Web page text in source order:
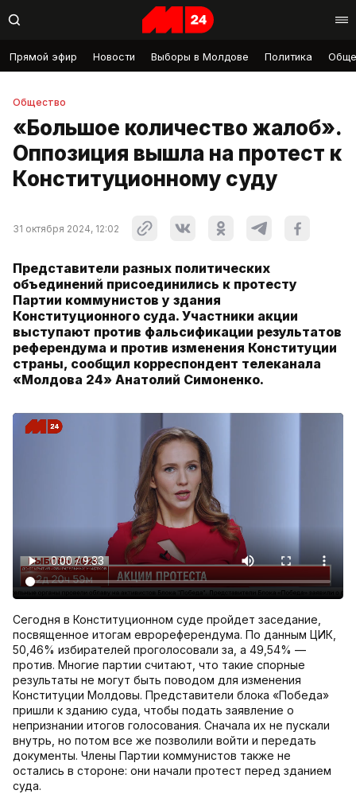
Прямой эфир Новости Выборы в Молдове Политика
Общество
«Большое количество жалоб».
Оппозиция вышла на протест к
Конституционному суду
31 октября 2024, 12:02
Представители разных политических
объединений присоединились к протесту
Партии коммунистов у здания
Конституционного суда. Участники акции
выступают против фальсификации результатов
референдума и против изменения Конституции
страны, сообщил корреспондент телеканала
«Молдова 24» Анатолий Симоненко.
Сегодня в Конституционном суде пройдет заседание,
посвященное итогам еврореферендума. По данным ЦИК,
50,46% избирателей проголосовали за, а 49,54% —
против. Многие партии считают, что такие спорные
результаты не могут быть поводом для изменения
Конституции Молдовы. Представители блока «Победа»
пришли к зданию суда, чтобы подать заявление о
непризнании итогов голосования. Сначала их не пускали
внутрь, но потом все же позволили войти и передать
документы. Члены Партии коммунистов также не
остались в стороне: они начали протест перед зданием
суда.